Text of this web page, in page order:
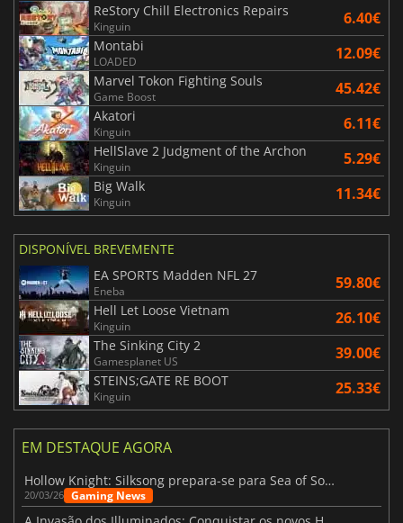
ReStory Chill Electronics Repairs
Kinguin 6.40€
Montabi
LOADED 12.09€
Marvel Tokon Fighting Souls
Game Boost 45.42€
Akatori
Kinguin 6.11€
HellSlave 2 Judgment of the Archon
Kinguin 5.29€
Big Walk
Kinguin 11.34€
DISPONÍVEL BREVEMENTE
EA SPORTS Madden NFL 27
Eneba 59.80€
Hell Let Loose Vietnam
Kinguin 26.10€
The Sinking City 2
Gamesplanet US 39.00€
STEINS;GATE RE BOOT
Kinguin 25.33€
EM DESTAQUE AGORA
Hollow Knight: Silksong prepara-se para Sea of Sorrow com um patch
20/03/26 Gaming News